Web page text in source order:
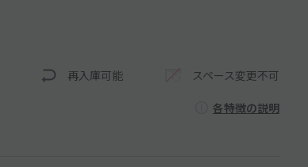
再入庫可能 スペース変更不可
各特徴の説明